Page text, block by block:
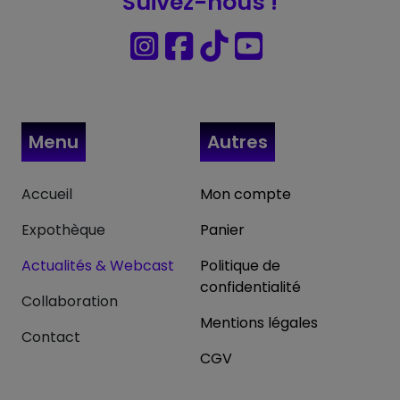
Menu
Accueil
Expothèque
Actualités & Webcast
Collaboration
Contact
Autres
Mon compte
Panier
Politique de
confidentialité
Mentions légales
CGV